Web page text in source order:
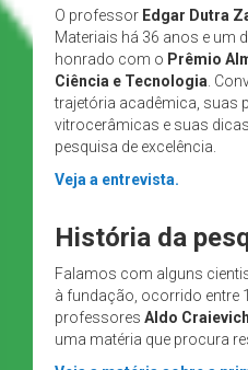
O professor Edgar Dutra
Materiais há 36 anos e um
honrado com o Prêmio
Ciência e Tecnologia .
trajetória acadêmica, suas
vitrocerâmicas e suas
pesquisa de excelência.
Veja a entrevista.
História da
Falamos com alguns
à fundação, ocorrido entre
professores Aldo Craievich
uma matéria que procura